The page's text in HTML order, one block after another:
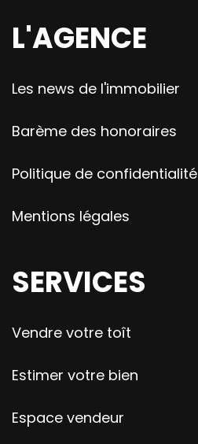
L'AGENCE
Les news de l'immobilier
Barème des honoraires
Politique de confidentialité
Mentions légales
SERVICES
Vendre votre toît
Estimer votre bien
Espace vendeur